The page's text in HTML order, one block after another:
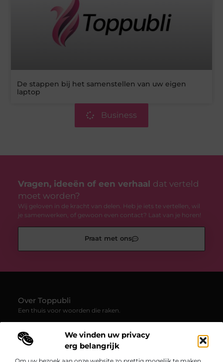
We vinden uw privacy
erg belangrijk
De stappen bij het samenstellen van uw eigen
laptop
Business
Vragen, ideeën of een verhaal dat verteld
moet worden?
Wij geloven in de kracht van delen. Heb je iets te vertellen, wil
je samenwerken, of gewoon even contact? Laat van je horen!
Praat met ons
Over Toppubli
Een thuis voor woorden die raken.
uitdagen en verbinden. Van persoonlijke verhalen tot frisse
inzichten – ontdek een veelzijdig platform vol creativiteit en